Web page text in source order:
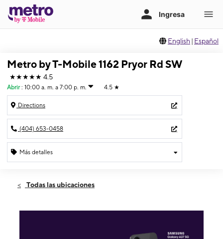
English | Español
Metro by T-Mobile 1162 Pryor Rd SW
★★★★★ 4.5
Abrir : 10:00 a. m. a 7:00 p. m. 4.5 ★
Directions
(404) 653-0458
Más detalles
Jueves:10:00 a. m. a 7:00 p. m.
Todas las ubicaciones